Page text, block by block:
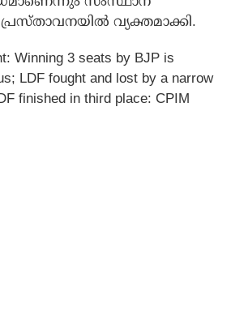
പ്രസ്താവനയില്‍ വ്യക്തമാക്കി.
Winning 3 seats by BJP is
LDF fought and lost by a narrow
finished in third place: CPIM